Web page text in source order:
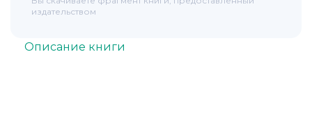
Описание книги
издательством